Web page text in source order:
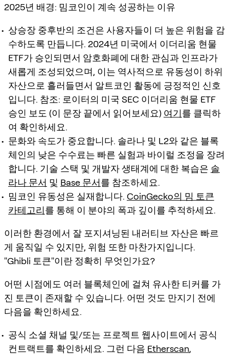
2025년 배경: 밈코인이 계속 성공하는 이유
상승장 중후반의 조건은 사용자들이 더 높은 위험을 감
수하도록 만듭니다. 2024년 미국에서 이더리움 현물
ETF가 승인되면서 암호화폐에 대한 관심과 인프라가
새롭게 조성되었으며, 이는 역사적으로 유동성이 하위
자산으로 흘러들면서 알트코인 활동에 긍정적인 신호
입니다. 참조: 로이터의 미국 SEC 이더리움 현물 ETF
승인 보도 (이 문장 끝에서 읽어보세요) 여기를 클릭하
여 확인하세요.
문화와 속도가 중요합니다. 솔라나 및 L2와 같은 블록
체인의 낮은 수수료는 빠른 실험과 바이럴 조정을 장려
합니다. 기술 스택 및 개발자 생태계에 대한 복습은 솔
라나 문서 및 Base 문서를 참조하세요.
밈코인 유동성은 실재합니다. CoinGecko의 밈 토큰
카테고리를 통해 이 분야의 폭과 깊이를 추적하세요.
이러한 환경에서 잘 포지셔닝된 내러티브 자산은 빠르
게 움직일 수 있지만, 위험 또한 마찬가지입니다.
"Ghibli 토큰"이란 정확히 무엇인가요?
어떤 시점에도 여러 블록체인에 걸쳐 유사한 티커를 가
진 토큰이 존재할 수 있습니다. 어떤 것도 만지기 전에
다음을 확인하세요.
공식 소셜 채널 및/또는 프로젝트 웹사이트에서 공식
컨트랙트를 확인하세요. 그런 다음 Etherscan,